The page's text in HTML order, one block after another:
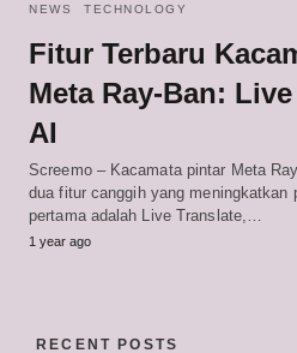
NEWS TECHNOLOGY
Fitur Terbaru
Meta Ray-Ban:
AI
Screemo – Kacamata pintar Meta
dua fitur canggih yang meningkatkan
pertama adalah Live Translate,…
1 year ago
RECENT POSTS